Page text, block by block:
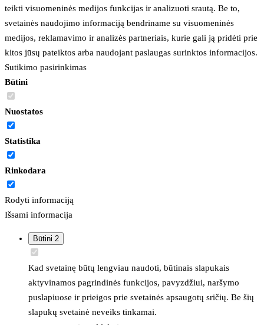
teikti visuomeninės medijos funkcijas ir analizuoti srautą. Be to,
svetainės naudojimo informaciją bendriname su visuomeninės
medijos, reklamavimo ir analizės partneriais, kurie gali ją pridėti prie
kitos jūsų pateiktos arba naudojant paslaugas surinktos informacijos.
Sutikimo pasirinkimas
Būtini
Nuostatos
Statistika
Rinkodara
Rodyti informaciją
Išsami informacija
Būtini 2
Kad svetainę būtų lengviau naudoti, būtinais slapukais
aktyvinamos pagrindinės funkcijos, pavyzdžiui, naršymo
puslapiuose ir prieigos prie svetainės apsaugotų sričių. Be šių
slapukų svetainė neveiks tinkamai.